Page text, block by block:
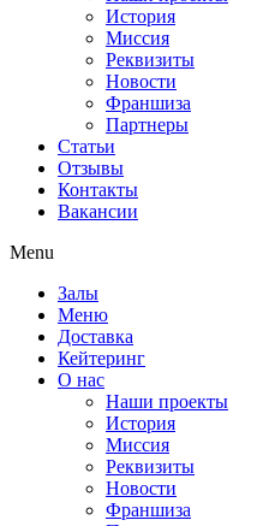
История
Миссия
Реквизиты
Новости
Франшиза
Партнеры
Статьи
Отзывы
Контакты
Вакансии
Menu
Залы
Меню
Доставка
Кейтеринг
О нас
Наши проекты
История
Миссия
Реквизиты
Новости
Франшиза